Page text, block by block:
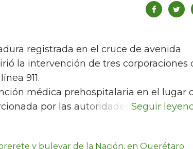
registrada en el cruce de avenida
la intervención de tres corporaciones
911.
médica prehospitalaria en el lugar
por las autoridades.